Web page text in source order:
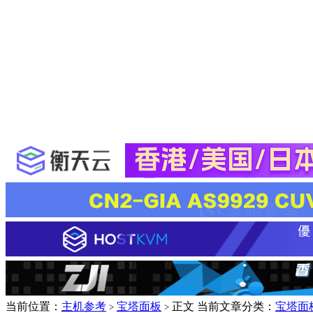
当前位置： 主机参考 > 宝塔面板 > 正文 当前文章分类： 宝塔面